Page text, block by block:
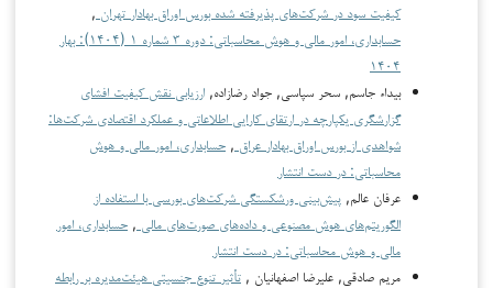
کیفیت سود در شرکت‌های پذیرفته شده بورس اوراق بهادار تهران ,
حسابداری، امور مالی و هوش محاسباتی: دوره ۳ شماره ۱ (۱۴۰۴): بهار
۱۴۰۴
بیداء جاسم, سحر سپاسی, جواد رضازاده, ارزیابی نقش کیفیت افشای
گزارشگری یکپارچه در ارتقای کارایی اطلاعاتی و عملکرد اقتصادی شرکت‌ها:
شواهدی از بورس اوراق بهادار عراق , حسابداری، امور مالی و هوش
محاسباتی: در دست انتشار
عرفان عالم, پیش‌بینی ورشکستگی شرکت‌های بورسی با استفاده از
الگوریتم‌های هوش مصنوعی و داده‌های صورت‌های مالی , حسابداری، امور
مالی و هوش محاسباتی: در دست انتشار
مریم صادقی, علیرضا اصفهانیان , تأثیر تنوع جنسیتی هیئت‌مدیره بر رابطه